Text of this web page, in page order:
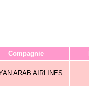
Compagnie
ARAB AIRLINES